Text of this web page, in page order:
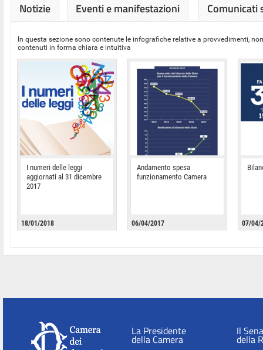
Notizie Eventi e manifestazioni Comunicati
In questa sezione sono contenute le infografiche relative a provvedimenti,
contenuti in forma chiara e intuitiva
I numeri delle leggi
aggiornati al 31 dicembre
2017
18/01/2018
Andamento spesa
funzionamento Camera
06/04/2017 07/04/
La Presidente
della Camera
Il
della